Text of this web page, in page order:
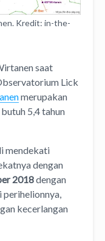
Kredit: in-the-
saat
Lick
merupakan
5,4 tahun
mendekati
dengan
2018dengan
perihelionnya,
kecerlangan